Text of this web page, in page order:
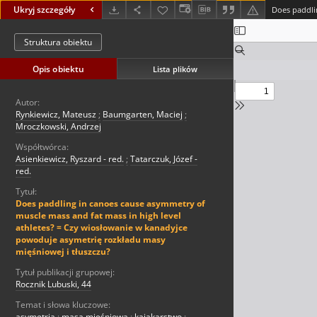
Ukryj szczegóły
Struktura obiektu
Opis obiektu Lista plików
Autor:
Rynkiewicz, Mateusz ; Baumgarten, Maciej ;
Mroczkowski, Andrzej
Współtwórca:
Asienkiewicz, Ryszard - red. ; Tatarczuk, Józef -
red.
Tytuł:
Does paddling in canoes cause asymmetry of
muscle mass and fat mass in high level
athletes? = Czy wiosłowanie w kanadyjce
powoduje asymetrię rozkładu masy
mięśniowej i tłuszczu?
Tytuł publikacji grupowej:
Rocznik Lubuski, 44
Temat i słowa kluczowe: